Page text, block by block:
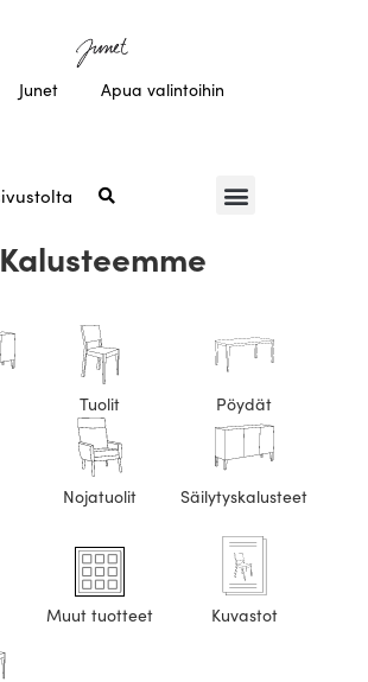
Junet Apua valintoihin
Kalusteemme
Tuolit Pöydät
Nojatuolit Säilytyskalusteet
Muut tuotteet Kuvastot